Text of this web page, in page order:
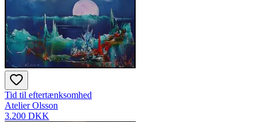
Tid til eftertænksomhed
Atelier Olsson
3.200 DKK